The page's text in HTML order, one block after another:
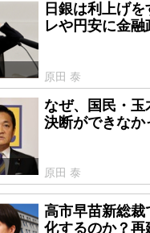
日銀は利上げ
レや円安に金
原田 泰
なぜ、国民・玉
決断ができな
原田 泰
高市早苗新総
化するのか？